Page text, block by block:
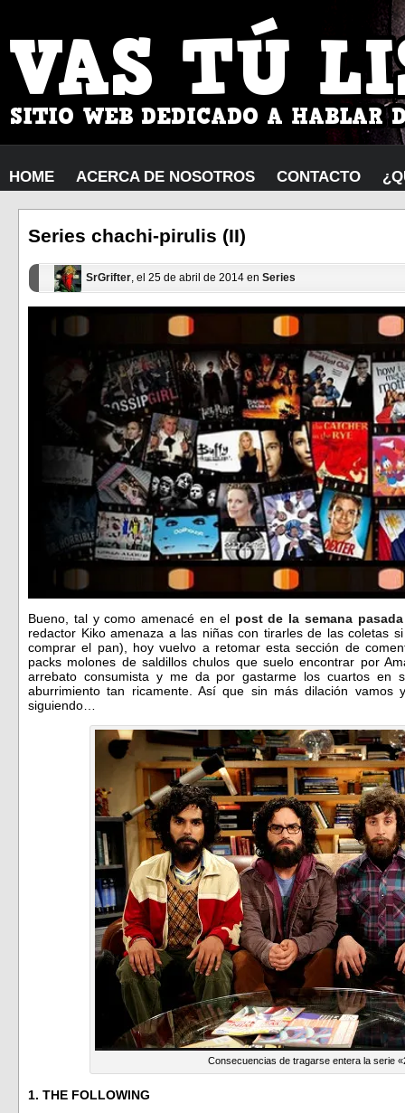
HOME ACERCA DE NOSOTROS CONTACTO
Series chachi-pirulis (II)
SrGrifter, el 25 de abril de 2014 en Series
Bueno, tal y como amenacé en el post de la semana pasada
redactor Kiko amenaza a las niñas con tirarles de las coletas
comprar el pan), hoy vuelvo a retomar esta sección de
packs molones de saldillos chulos que suelo encontrar por
arrebato consumista y me da por gastarme los cuartos en
aburrimiento tan ricamente. Así que sin más dilación vamos
siguiendo…
Consecuencias de tragarse entera la serie
1. THE FOLLOWING